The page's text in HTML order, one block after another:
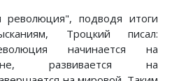
революция", подводя итоги
Троцкий писал:
начинается на
развивается на